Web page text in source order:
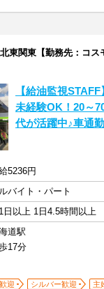
東関東【勤務先：コス
【給油監視
未経験OK！20～
代が活躍中♪車通
5236円
バイト・パート
日以上 1日4.5時間以上
道駅
17分
迎 シルバー歓迎
主